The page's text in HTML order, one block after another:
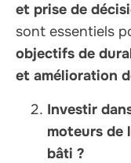
et prise de
sont essentiels
objectifs de
et amélioration
Investir
moteurs de
bâti ?